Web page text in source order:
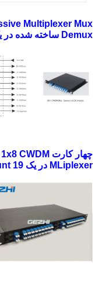
Demux ساخته شده در یک کاست LGX
MLiplexer در یک Rackmount 19 اینچ 1U ساخته شده